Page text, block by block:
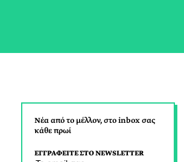
Νέα από το μέλλον, στο inbox σας
κάθε πρωί
ΕΓΓΡΑΦΕΙΤΕ ΣΤΟ NEWSLETTER